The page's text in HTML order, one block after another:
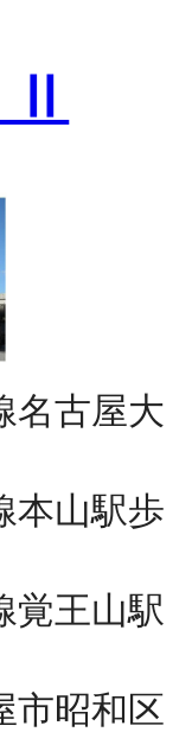
名古屋大
本山駅歩
覚王山駅
市昭和区